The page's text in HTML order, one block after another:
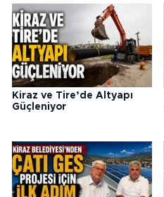
Kiraz ve Tire’de Altyapı
Güçleniyor